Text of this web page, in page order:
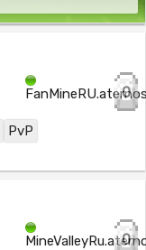
0
PvP
0